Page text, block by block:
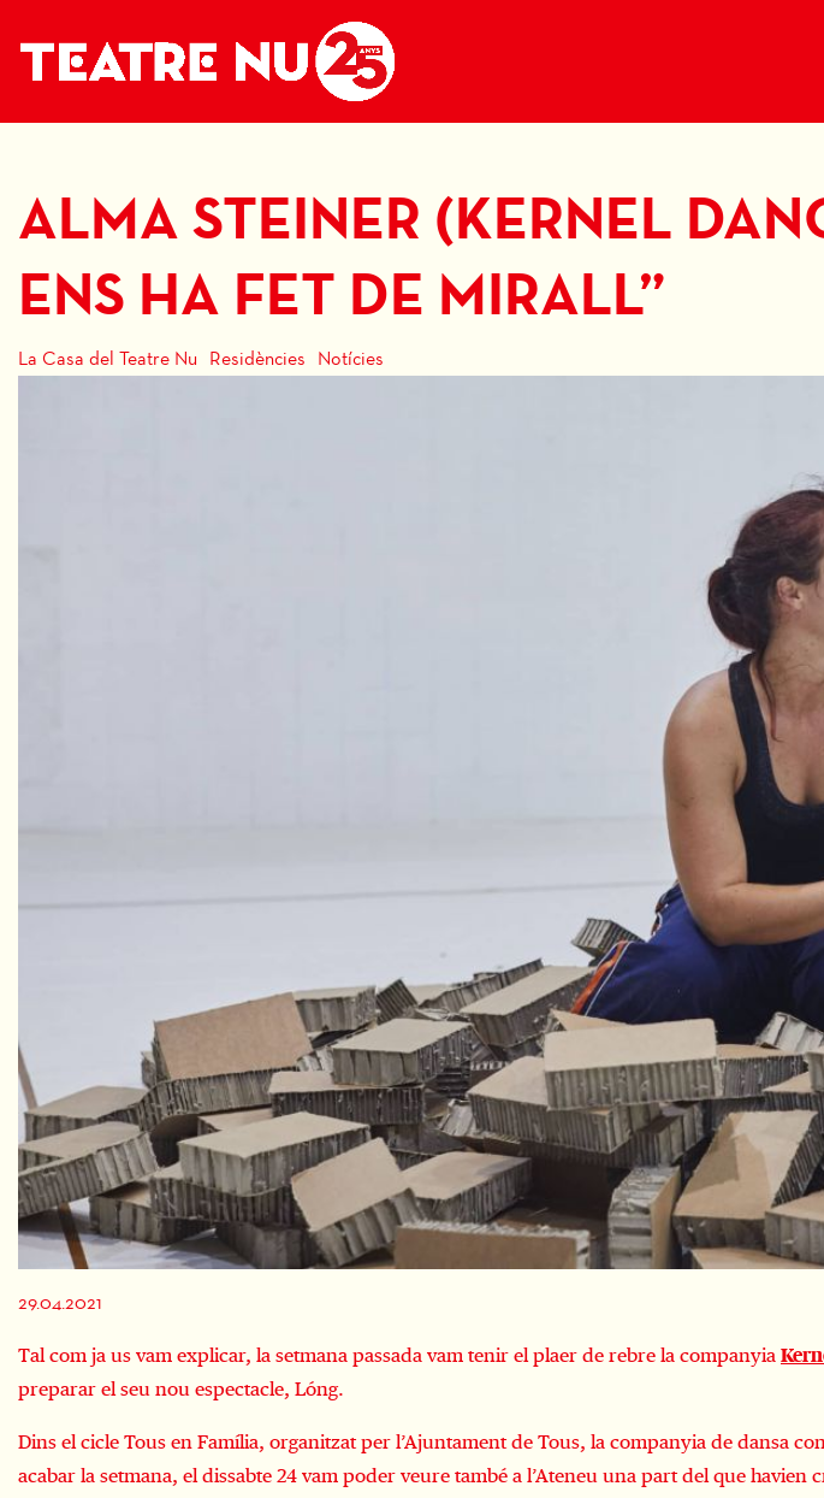
ALMA STEINER (KERNEL
ENS HA FET DE MIRALL”
La Casa del Teatre Nu Residències Notícies
29.04.2021
Tal com ja us vam explicar, la setmana passada vam tenir el plaer de rebre la companyia
preparar el seu nou espectacle, Lóng.
Dins el cicle Tous en Família, organitzat per l’Ajuntament de Tous, la companyia de dansa
acabar la setmana, el dissabte 24 vam poder veure també a l’Ateneu una part del que havien